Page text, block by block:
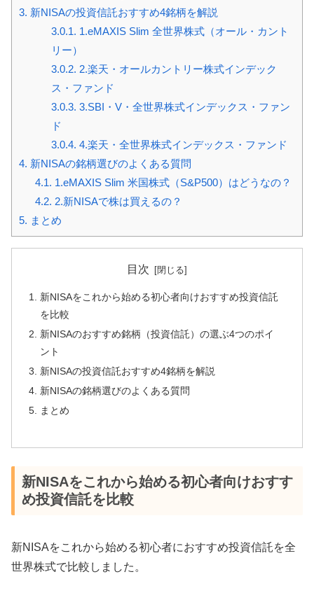
3. 新NISAの投資信託おすすめ4銘柄を解説
3.0.1. 1.eMAXIS Slim 全世界株式（オール・カント
リー）
3.0.2. 2.楽天・オールカントリー株式インデック
ス・ファンド
3.0.3. 3.SBI・V・全世界株式インデックス・ファン
ド
3.0.4. 4.楽天・全世界株式インデックス・ファンド
4. 新NISAの銘柄選びのよくある質問
4.1. 1.eMAXIS Slim 米国株式（S&P500）はどうなの？
4.2. 2.新NISAで株は買えるの？
5. まとめ
目次
新NISAをこれから始める初心者向けおすすめ投資信託
を比較
新NISAのおすすめ銘柄（投資信託）の選ぶ4つのポイ
ント
新NISAの投資信託おすすめ4銘柄を解説
新NISAの銘柄選びのよくある質問
まとめ
新NISAをこれから始める初心者向けおすす
め投資信託を比較
新NISAをこれから始める初心者におすすめ投資信託を全
世界株式で比較しました。